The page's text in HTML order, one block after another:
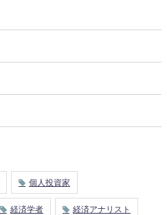
個人投資家
経済学者 経済アナリスト